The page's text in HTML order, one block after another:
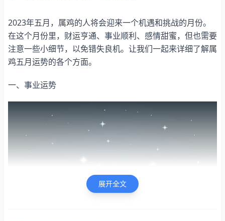
2023年五月，属鸡的人将会迎来一个机遇和挑战的月份。
在这个月份里，财运亨通、事业顺利、感情甜蜜，但也需要
注意一些小细节，以免错失良机。让我们一起来详细了解属
鸡五月运势的各个方面。
一、事业运势
展开全文